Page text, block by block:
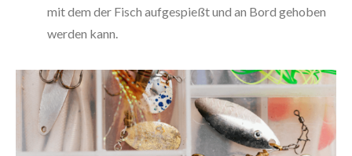
mit dem der Fisch aufgespießt und an Bord gehoben
werden kann.